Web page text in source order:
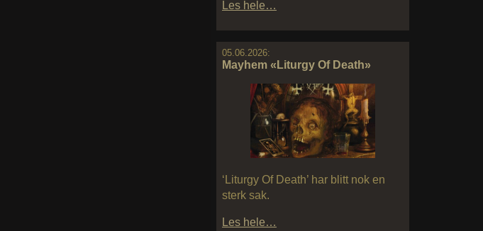
Les hele…
05.06.2026:
Mayhem «Liturgy Of Death»
‘Liturgy Of Death’ har blitt nok en
sterk sak.
Les hele…